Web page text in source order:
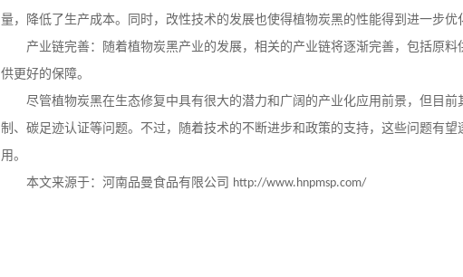
量，降低了生产成本。同时，改性技术的发展也使得植物炭黑的性能得到进一步优
产业链完善：随着植物炭黑产业的发展，相关的产业链将逐渐完善，包括原
供更好的保障。
尽管植物炭黑在生态修复中具有很大的潜力和广阔的产业化应用前景，但目
制、碳足迹认证等问题。不过，随着技术的不断进步和政策的支持，这些问题有
用。
本文来源于：河南品曼食品有限公司 http://www.hnpmsp.com/